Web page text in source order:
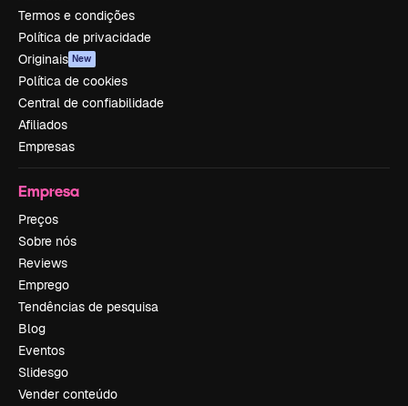
Termos e condições
Política de privacidade
Originais New
Política de cookies
Central de confiabilidade
Afiliados
Empresas
Empresa
Preços
Sobre nós
Reviews
Emprego
Tendências de pesquisa
Blog
Eventos
Slidesgo
Vender conteúdo